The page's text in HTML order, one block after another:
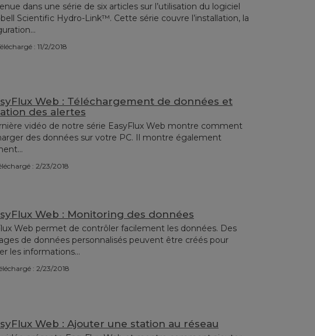
dans une série de six articles sur l’utilisation du logiciel
Scientific Hydro-Link™. Cette série couvre l’installation, la
: 11/2/2018
Web : Téléchargement de données et
des alertes
vidéo de notre série EasyFlux Web montre comment
des données sur votre PC. Il montre également
: 2/23/2018
Web : Monitoring des données
Web permet de contrôler facilement les données. Des
de données personnalisés peuvent être créés pour
les informations...
: 2/23/2018
Web : Ajouter une station au réseau